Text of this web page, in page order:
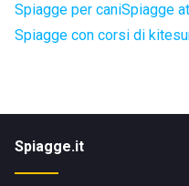
Spiagge per caniSpiagge
Spiagge con corsi di
Spiagge.it